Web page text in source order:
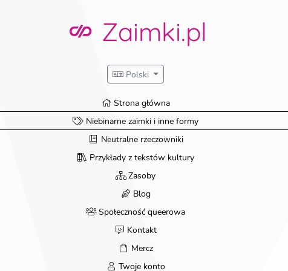
Zaimki.pl
Polski
Strona główna
Niebinarne zaimki i inne formy
Neutralne rzeczowniki
Przykłady z tekstów kultury
Zasoby
Blog
Społeczność queerowa
Kontakt
Mercz
Twoje konto